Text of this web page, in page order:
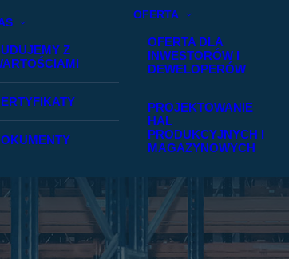
Z
OFERTA
OFERTA DLA
INWESTORÓW I
DEWELOPERÓW
PROJEKTOWANIE
HAL
PRODUKCYJNYCH I
MAGAZYNOWYCH